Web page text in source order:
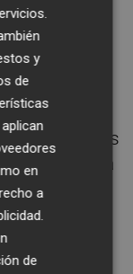
bien
los
un
importa es
hay tanta
y
y
de
en
a
.
de